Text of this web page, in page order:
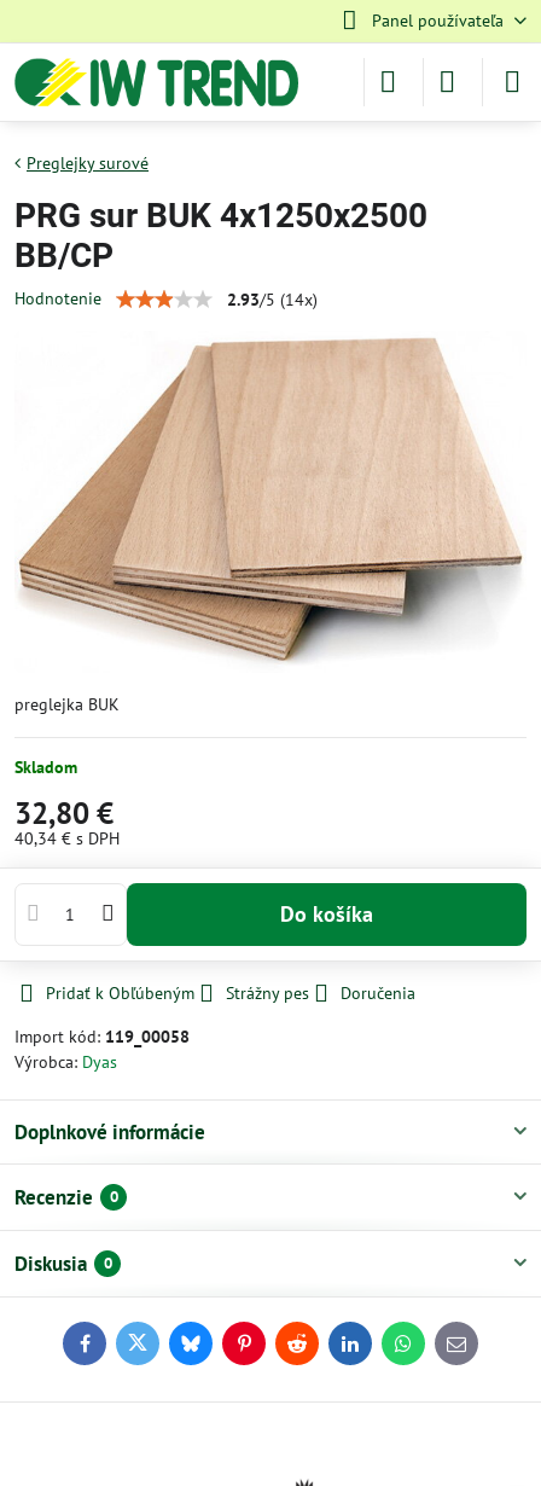
Panel používateľa
Preglejky surové
PRG sur BUK 4x1250x2500
BB/CP
Hodnotenie 2.93/5 (14x)
preglejka BUK
Skladom
32,80 €
40,34 € s DPH
Do košíka
Pridať k Obľúbeným Strážny pes
Doručenia
Import kód: 119_00058
Výrobca: Dyas
Doplnkové informácie
Recenzie 0
Diskusia 0
FacebookTwitterBlueskyPinterestReddit LinkedInWhatsApp
E-
mail